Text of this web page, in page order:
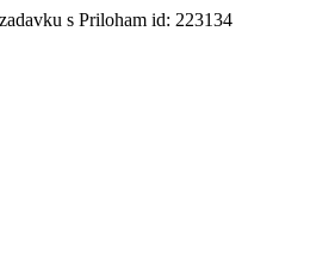
s Priloham id: 223134